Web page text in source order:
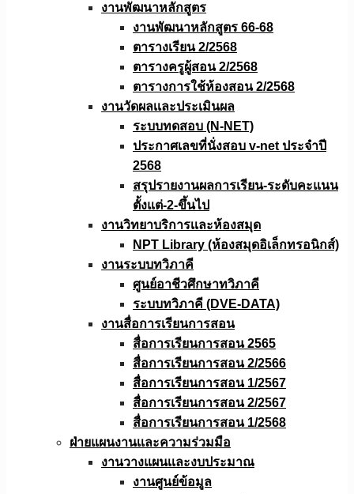
งานพัฒนาหลักสูตร
งานพัฒนาหลักสูตร 66-68
ตารางเรียน 2/2568
ตารางครูผู้สอน 2/2568
ตารางการใช้ห้องสอน 2/2568
งานวัดผลเเละประเมินผล
ระบบทดสอบ (N-NET)
ประกาศเลขที่นั่งสอบ v-net ประจำปี
2568
สรุปรายงานผลการเรียน-ระดับคะแนน
ตั้งแต่-2-ขึ้นไป
งานวิทยาบริการเเละห้องสมุด
NPT Library (ห้องสมุดอิเล็กทรอนิกส์)
งานระบบทวิภาคี
ศูนย์อาชีวศึกษาทวิภาคี
ระบบทวิภาคี (DVE-DATA)
งานสื่อการเรียนการสอน
สื่อการเรียนการสอน 2565
สื่อการเรียนการสอน 2/2566
สื่อการเรียนการสอน 1/2567
สื่อการเรียนการสอน 2/2567
สื่อการเรียนการสอน 1/2568
ฝ่ายแผนงานเเละความร่วมมือ
งานวางแผนเเละงบประมาณ
งานศูนย์ข้อมูล